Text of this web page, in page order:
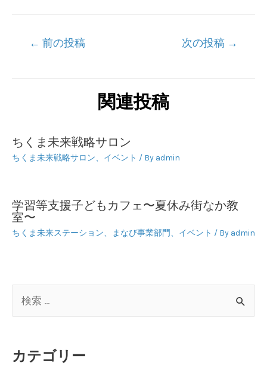
象
カテゴリー
シ
← 前の投稿 次の投稿 →
関連投稿
ちくま未来戦略サロン
ちくま未来戦略サロン、 イベント / By admin
学習等支援子どもカフェ〜夏休み街なか教
室〜
ちくま未来ステーション、 まなび事業部門、 イベント / By admin